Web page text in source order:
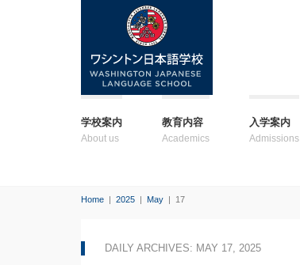
学校案内
About us
教育内容
Academics
入学案内
Admissions
Home | 2025 | May | 17
DAILY ARCHIVES: MAY 17, 2025